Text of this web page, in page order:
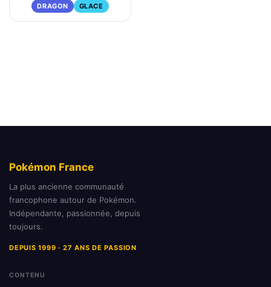
DRAGON GLACE
Pokémon France
La plus ancienne communauté
francophone autour de Pokémon.
Indépendante, passionnée, depuis
toujours.
DEPUIS 1999 · 27 ANS DE PASSION
CONTENU